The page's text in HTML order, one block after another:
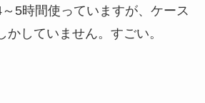
5時間使っていますが、ケース
かしていません。すごい。